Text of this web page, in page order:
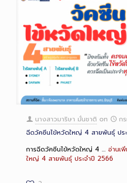
นางสาวมาริษา มั่นชาติ on
ก
ฉีดวัคซีนไข้หวัดใหญ่ 4 สายพันธุ์ ปร
การฉีดวัคซีนไข้หวัดใหญ่ 4 … อ่านเ
ใหญ่ 4 สายพันธุ์ ประจำปี 2566